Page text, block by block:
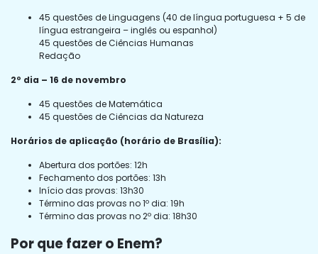
45 questões de Linguagens (40 de língua portuguesa + 5 de
língua estrangeira – inglês ou espanhol)
45 questões de Ciências Humanas
Redação
2º dia – 16 de novembro
45 questões de Matemática
45 questões de Ciências da Natureza
Horários de aplicação (horário de Brasília):
Abertura dos portões: 12h
Fechamento dos portões: 13h
Início das provas: 13h30
Término das provas no 1º dia: 19h
Término das provas no 2º dia: 18h30
Por que fazer o Enem?